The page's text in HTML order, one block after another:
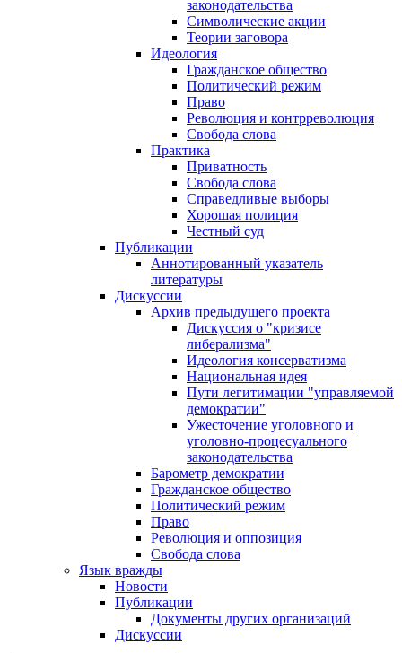
законодательства
Символические акции
Теории заговора
Идеология
Гражданское общество
Политический режим
Право
Революция и контрреволюция
Свобода слова
Практика
Приватность
Свобода слова
Справедливые выборы
Хорошая полиция
Честный суд
Публикации
Аннотированный указатель
литературы
Дискуссии
Архив предыдущего проекта
Дискуссия о "кризисе
либерализма"
Идеология консерватизма
Национальная идея
Пути легитимации "управляемой
демократии"
Ужесточение уголовного и
уголовно-процесуального
законодательства
Барометр демократии
Гражданское общество
Политический режим
Право
Революция и оппозиция
Свобода слова
Язык вражды
Новости
Публикации
Документы других организаций
Дискуссии